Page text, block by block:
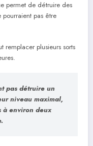
permet de détruire des
pourraient pas être
remplacer plusieurs sorts
pas détruire un
niveau maximal,
à environ deux